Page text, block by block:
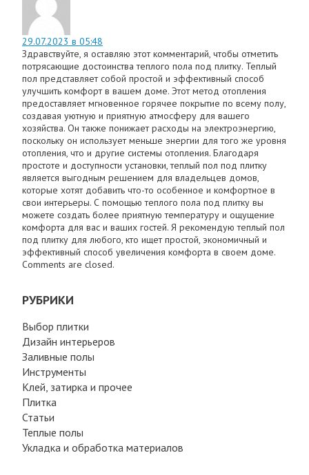
29.07.2023 в 05:48
Здравствуйте, я оставляю этот комментарий, чтобы отметить
потрясающие достоинства теплого пола под плитку. Теплый
пол представляет собой простой и эффективный способ
улучшить комфорт в вашем доме. Этот метод отопления
предоставляет мгновенное горячее покрытие по всему полу,
создавая уютную и приятную атмосферу для вашего
хозяйства. Он также понижает расходы на электроэнергию,
поскольку он использует меньше энергии для того же уровня
отопления, что и другие системы отопления. Благодаря
простоте и доступности установки, теплый пол под плитку
является выгодным решением для владельцев домов,
которые хотят добавить что-то особенное и комфортное в
свои интерьеры. С помощью теплого пола под плитку вы
можете создать более приятную температуру и ощущение
комфорта для вас и ваших гостей. Я рекомендую теплый пол
под плитку для любого, кто ищет простой, экономичный и
эффективный способ увеличения комфорта в своем доме.
Comments are closed.
РУБРИКИ
Выбор плитки
Дизайн интерьеров
Заливные полы
Инструменты
Клей, затирка и прочее
Плитка
Статьи
Теплые полы
Укладка и обработка материалов